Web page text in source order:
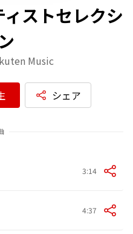
ストセレクシ
Music
シェア
3:14
4:37